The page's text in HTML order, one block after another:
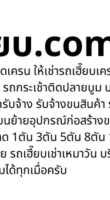
บ
ครน ให้เช่ารถเฮี๊ยบเ
ถกระเช้าติดปลายบู
บจ้าง รับจ้างขนสินค้
ย้ายอุปกรณ์ก่อสร้าง
ด 1ตัน 3ตัน 5ตัน 8ตั
รถเฮี๊ยบเช่าเหมาวัน
ได้ทุกเมื่อครับ